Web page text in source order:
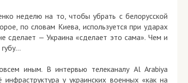
неделю на то, чтобы убрать с белорусской
по словам Киева, используется при ударах
— Украина «сделает это сама». Чем и
иным. В интервью телеканалу Al Arabiya
у украинских военных «как на